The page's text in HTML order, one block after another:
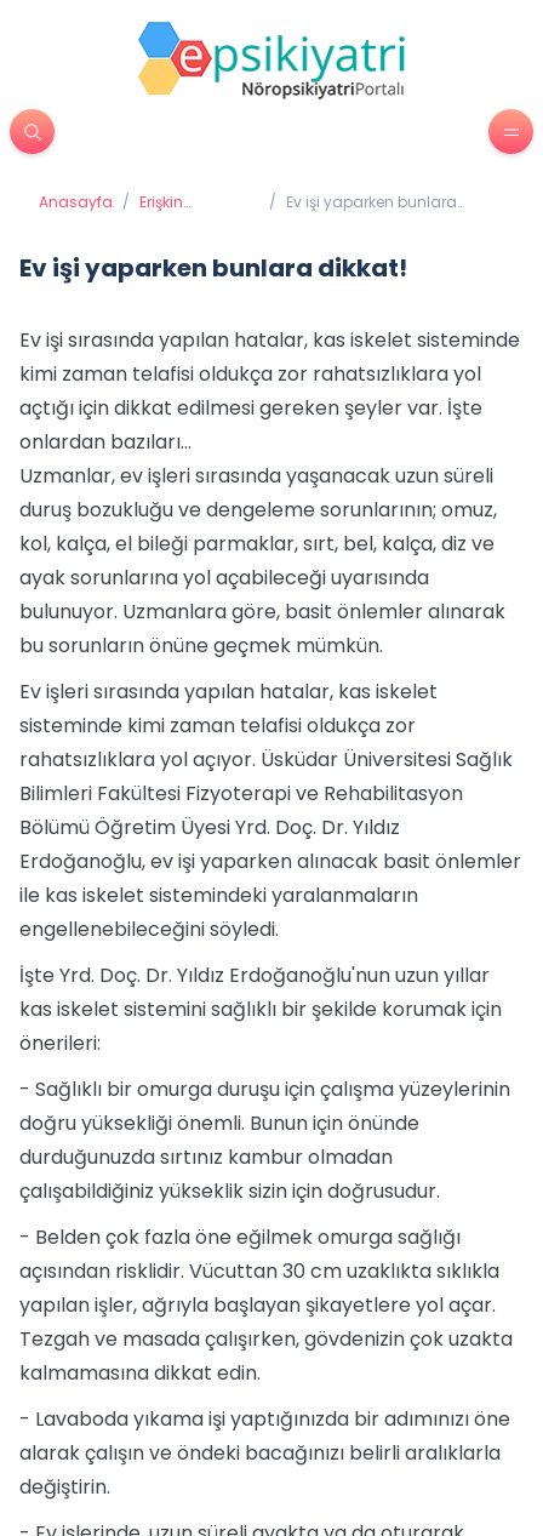
Anasayfa / Erişkin
/ Ev işi yaparken bunlara
Ev işi yaparken bunlara dikkat!
Ev işi sırasında yapılan hatalar, kas iskelet sisteminde
kimi zaman telafisi oldukça zor rahatsızlıklara yol
açtığı için dikkat edilmesi gereken şeyler var. İşte
onlardan bazıları...
Uzmanlar, ev işleri sırasında yaşanacak uzun süreli
duruş bozukluğu ve dengeleme sorunlarının; omuz,
kol, kalça, el bileği parmaklar, sırt, bel, kalça, diz ve
ayak sorunlarına yol açabileceği uyarısında
bulunuyor. Uzmanlara göre, basit önlemler alınarak
bu sorunların önüne geçmek mümkün.
Ev işleri sırasında yapılan hatalar, kas iskelet
sisteminde kimi zaman telafisi oldukça zor
rahatsızlıklara yol açıyor. Üsküdar Üniversitesi Sağlık
Bilimleri Fakültesi Fizyoterapi ve Rehabilitasyon
Bölümü Öğretim Üyesi Yrd. Doç. Dr. Yıldız
Erdoğanoğlu, ev işi yaparken alınacak basit önlemler
ile kas iskelet sistemindeki yaralanmaların
engellenebileceğini söyledi.
İşte Yrd. Doç. Dr. Yıldız Erdoğanoğlu'nun uzun yıllar
kas iskelet sistemini sağlıklı bir şekilde korumak için
önerileri:
- Sağlıklı bir omurga duruşu için çalışma yüzeylerinin
doğru yüksekliği önemli. Bunun için önünde
durduğunuzda sırtınız kambur olmadan
çalışabildiğiniz yükseklik sizin için doğrusudur.
- Belden çok fazla öne eğilmek omurga sağlığı
açısından risklidir. Vücuttan 30 cm uzaklıkta sıklıkla
yapılan işler, ağrıyla başlayan şikayetlere yol açar.
Tezgah ve masada çalışırken, gövdenizin çok uzakta
kalmamasına dikkat edin.
- Lavaboda yıkama işi yaptığınızda bir adımınızı öne
alarak çalışın ve öndeki bacağınızı belirli aralıklarla
değiştirin.